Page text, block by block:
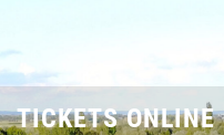
TICKETS ONLINE